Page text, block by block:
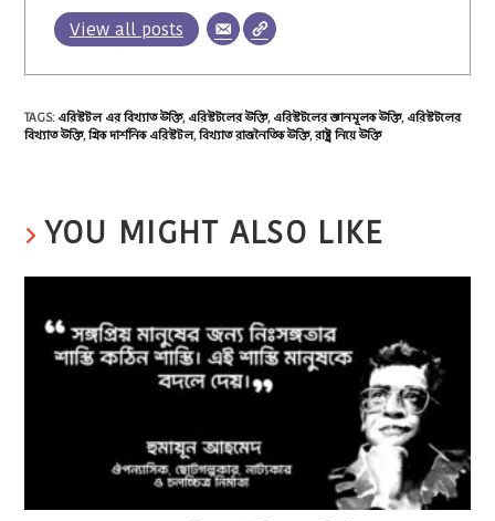
View all posts
TAGS:এরিস্টটল এর বিখ্যাত উক্তি, এরিস্টটলের উক্তি, এরিস্টটলের জ্ঞানমূলক উক্তি, এরিস্টটলের
বিখ্যাত উক্তি,গ্রিক দার্শনিক এরিস্টটল,বিখ্যাত রাজনৈতিক উক্তি,রাষ্ট্র নিয়ে উক্তি
YOU MIGHT ALSO LIKE